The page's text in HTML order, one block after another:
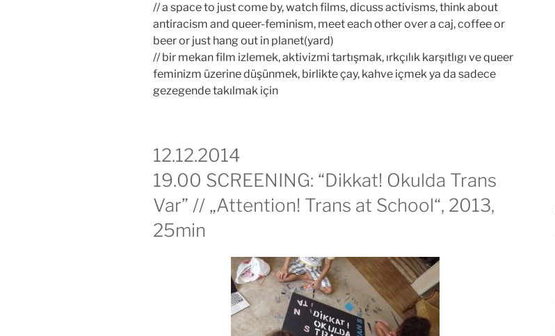
// a space to just come by, watch films, dicuss activisms, think about
antiracism and queer-feminism, meet each other over a caj, coffee or
beer or just hang out in planet(yard)
// bir mekan film izlemek, aktivizmi tartışmak, ırkçılık karşıtlıgı ve queer
feminizm üzerine düşünmek, birlikte çay, kahve içmek ya da sadece
gezegende takılmak için
12.12.2014
19.00 SCREENING: “Dikkat! Okulda Trans
Var” // „Attention! Trans at School“, 2013,
25min